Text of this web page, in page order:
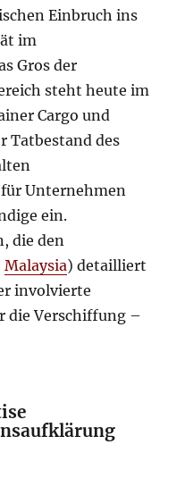
Einbruch ins
im
Gros der
steht heute im
Cargo und
Tatbestand des
für Unternehmen
ein.
die den
Malaysia) detailliert
involvierte
die Verschiffung –